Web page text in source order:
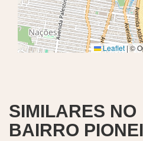
Leaflet |©
SIMILARES NO
BAIRRO